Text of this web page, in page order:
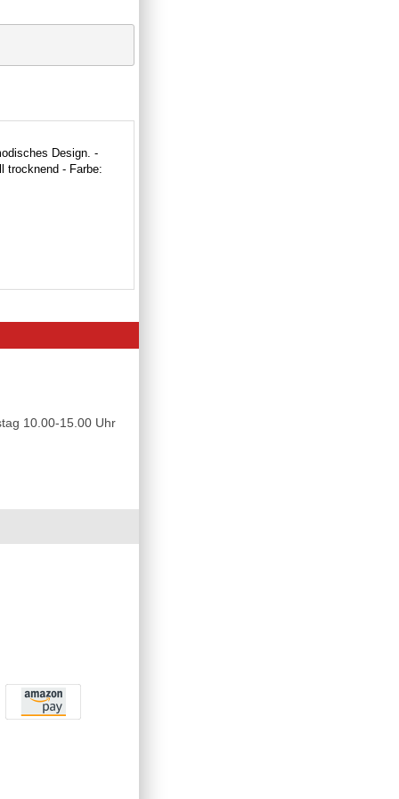
Design. -
trocknend - Farbe:
10.00-15.00 Uhr